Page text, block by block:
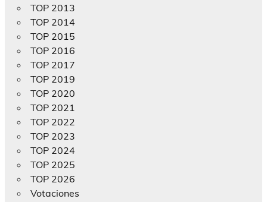
TOP 2013
TOP 2014
TOP 2015
TOP 2016
TOP 2017
TOP 2019
TOP 2020
TOP 2021
TOP 2022
TOP 2023
TOP 2024
TOP 2025
TOP 2026
Votaciones